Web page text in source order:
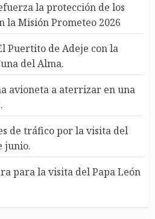
la protección de los
la Misión Prometeo 2026
Puertito de Adeje con la
del Alma.
avioneta a aterrizar en una
de tráfico por la visita del
junio.
para la visita del Papa León